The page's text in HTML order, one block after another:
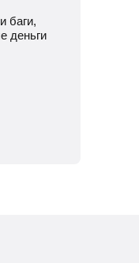
баги,
деньги